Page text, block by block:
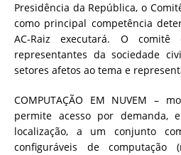
Presidência da República, o
como principal competência
AC-Raiz executará. O
representantes da sociedade
setores afetos ao tema e
COMPUTAÇÃO EM NUVEM –
permite acesso por demanda,
localização, a um conjunto
configuráveis de computação